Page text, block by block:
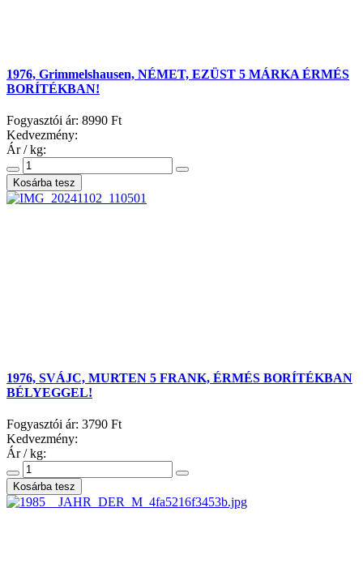
1976, Grimmelshausen, NÉMET, EZÜST 5 MÁRKA ÉRMÉS
BORÍTÉKBAN!
Fogyasztói ár: 8990 Ft
Kedvezmény:
Ár / kg:
1976, SVÁJC, MURTEN 5 FRANK, ÉRMÉS BORÍTÉKBAN
BÉLYEGGEL!
Fogyasztói ár: 3790 Ft
Kedvezmény:
Ár / kg: